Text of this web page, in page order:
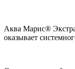
Аква Марис®
оказывает